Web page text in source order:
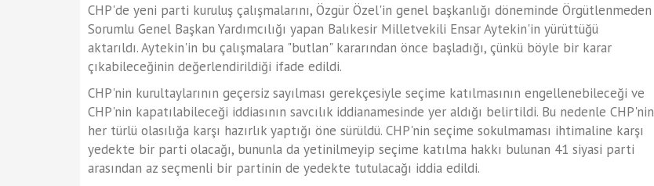
CHP'de yeni parti kuruluş çalışmalarını, Özgür Özel'in genel başkanlığı döneminde Örgütlenmeden
Sorumlu Genel Başkan Yardımcılığı yapan Balıkesir Milletvekili Ensar Aytekin'in yürüttüğü
aktarıldı. Aytekin'in bu çalışmalara "butlan" kararından önce başladığı, çünkü böyle bir karar
çıkabileceğinin değerlendirildiği ifade edildi.
CHP'nin kurultaylarının geçersiz sayılması gerekçesiyle seçime katılmasının engellenebileceği ve
CHP'nin kapatılabileceği iddiasının savcılık iddianamesinde yer aldığı belirtildi. Bu nedenle CHP'nin
her türlü olasılığa karşı hazırlık yaptığı öne sürüldü. CHP'nin seçime sokulmaması ihtimaline karşı
yedekte bir parti olacağı, bununla da yetinilmeyip seçime katılma hakkı bulunan 41 siyasi parti
arasından az seçmenli bir partinin de yedekte tutulacağı iddia edildi.